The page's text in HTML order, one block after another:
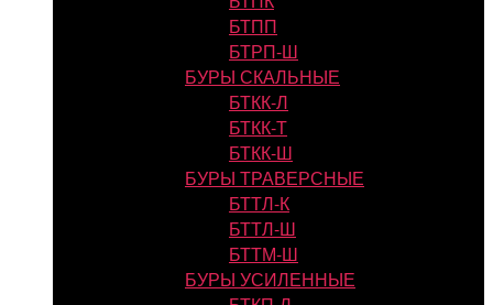
БТПП
БТРП-Ш
БУРЫ СКАЛЬНЫЕ
БТКК-Л
БТКК-Т
БТКК-Ш
БУРЫ ТРАВЕРСНЫЕ
БТТЛ-К
БТТЛ-Ш
БТТМ-Ш
БУРЫ УСИЛЕННЫЕ